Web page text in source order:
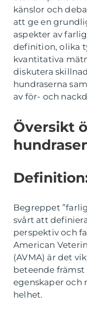
känslor och
att ge en
aspekter av
definition, olika
kvantitativa
diskutera
hundraserna
av för- och
Översikt
Begreppet
svårt att
perspektiv och
American
(AVMA) är det
beteende
egenskaper och
helhet.